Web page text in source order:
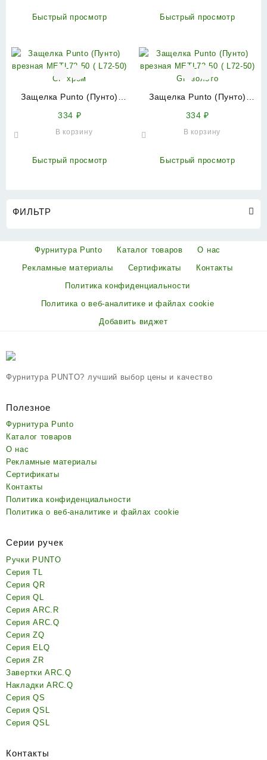
Быстрый просмотр Быстрый просмотр
Защелка Punto (Пунто)
334 ₽
В корзину
Быстрый просмотр
Защелка Punto (Пунто)
334₽
В корзину
Быстрый просмотр
ФИЛЬТР
Фурнитура Punto Каталог товаров
О нас
Рекламные материалы
Сертификаты
Контакты
Политика конфиденциальности
Политика о веб-аналитике и файлах cookie
Добавить виджет
Фурнитура PUNTO? лучший выбор цены и качество
Полезное
Фурнитура Punto
Каталог товаров
О нас
Рекламные материалы
Сертификаты
Контакты
Политика конфиденциальности
Политика о веб-аналитике и файлах cookie
Серии ручек
Ручки PUNTO
Серия TL
Серия QR
Серия QL
Серия ARC.R
Серия ARC.Q
Серия ZQ
Серия ELQ
Серия ZR
Завертки ARC.Q
Накладки ARC.Q
Серия QS
Серия QSL
Серия QSL
Контакты